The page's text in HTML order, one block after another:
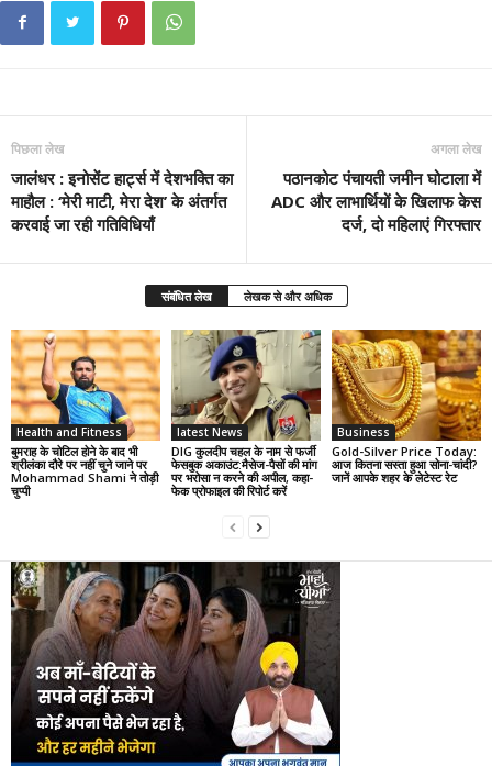
पिछला लेख
जालंधर : इनोसेंट हार्ट्स में देशभक्ति का
माहौल : ‘मेरी माटी, मेरा देश’ के अंतर्गत
करवाई जा रही गतिविधियाँ
अगला लेख
पठानकोट पंचायती जमीन घोटाला में
ADC और लाभार्थियों के खिलाफ केस
दर्ज, दो महिलाएं गिरफ्तार
संबंधित लेख लेखक से और अधिक
Health and Fitness
बुमराह के चोटिल होने के बाद भी
श्रीलंका दौरे पर नहीं चुने जाने पर
Mohammad Shami ने तोड़ी
चुप्पी
latest News
DIG कुलदीप चहल के नाम से फर्जी
फेसबुक अकाउंट:मैसेज-पैसों की मांग
पर भरोसा न करने की अपील, कहा-
फेक प्रोफाइल की रिपोर्ट करें
Business
Gold-Silver Price Today:
आज कितना सस्ता हुआ सोना-चांदी?
जानें आपके शहर के लेटेस्ट रेट